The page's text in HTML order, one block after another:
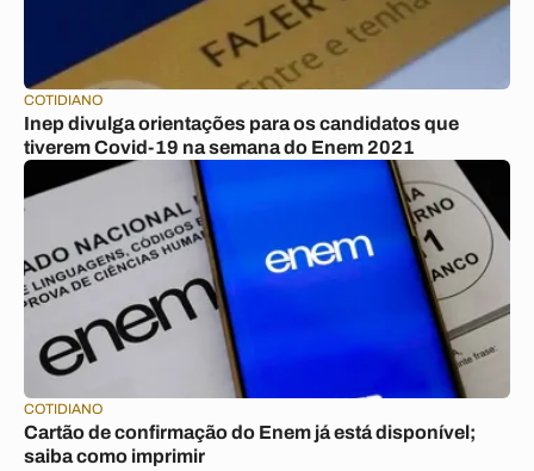
COTIDIANO
Inep divulga orientações para os candidatos que
tiverem Covid-19 na semana do Enem 2021
COTIDIANO
Cartão de confirmação do Enem já está disponível;
saiba como imprimir